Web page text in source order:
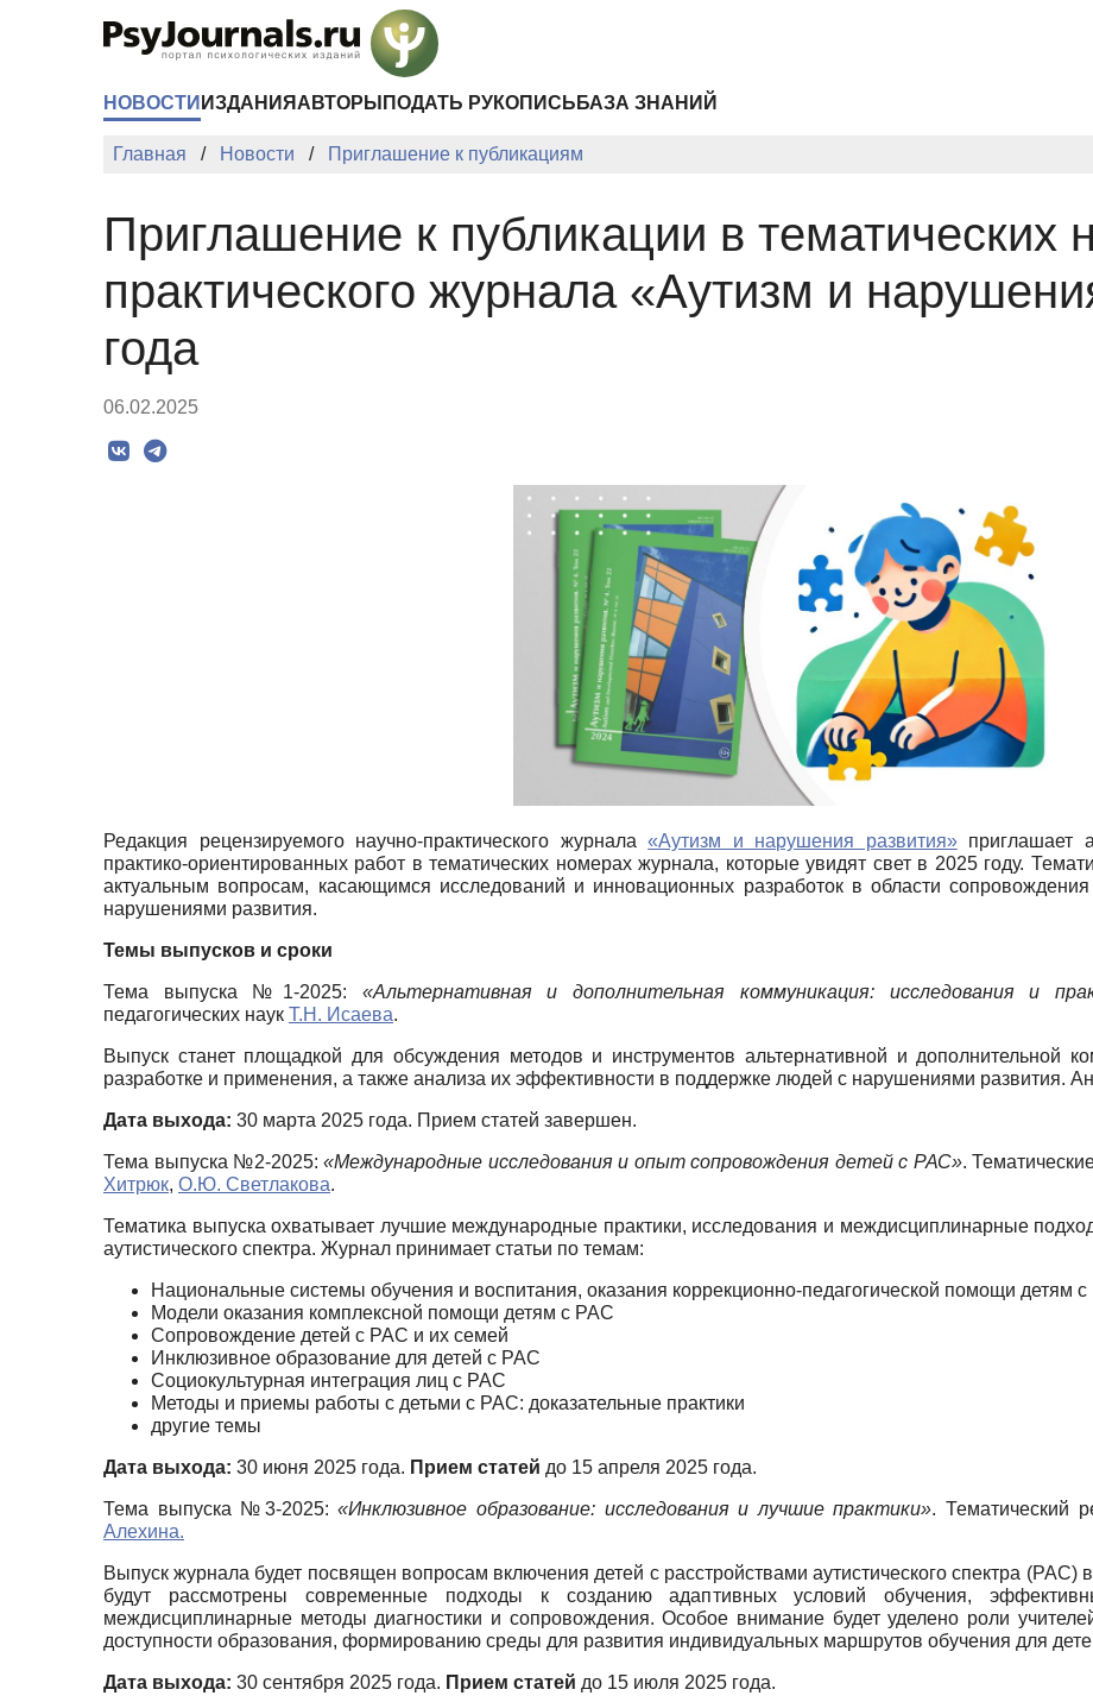
НОВОСТИ ИЗДАНИЯ АВТОРЫ ПОДАТЬ РУКОПИСЬ БАЗА ЗНАНИЙ
Главная Новости Приглашение к публикациям
Приглашение к публикации в тематических
практического журнала «Аутизм и
года
06.02.2025
Редакция рецензируемого научно-практического журнала«Аутизм и нарушения развития»приглашает
практико-ориентированных работ в тематических номерах журнала, которые увидят свет в 2025 году.
актуальным вопросам, касающимся исследований и инновационных разработок в области
нарушениями развития.
Темы выпусков и сроки
Тема выпуска №1-2025: «Альтернативная и дополнительная коммуникация: исследования и
педагогических наук Т.Н. Исаева.
Выпуск станет площадкой для обсуждения методов и инструментов альтернативной и дополнительной
разработке и применения, а также анализа их эффективности в поддержке людей с нарушениями развития.
Дата выхода: 30 марта 2025 года. Прием статей завершен.
Тема выпуска №2-2025:«Международные исследования и опыт сопровождения детей с РАС».
Хитрюк, О.Ю. Светлакова.
Тематика выпуска охватывает лучшие международные практики, исследования и междисциплинарные
аутистического спектра. Журнал принимает статьи по темам:
Национальные системы обучения и воспитания, оказания коррекционно-педагогической помощи детям
Модели оказания комплексной помощи детям с РАС
Сопровождение детей с РАС и их семей
Инклюзивное образование для детей с РАС
Социокультурная интеграция лиц с РАС
Методы и приемы работы с детьми с РАС: доказательные практики
другие темы
Дата выхода: 30 июня 2025 года. Прием статей до 15 апреля 2025 года.
Тема выпуска №3-2025:«Инклюзивное образование: исследования и лучшие практики». Тематический
Алехина.
Выпуск журнала будет посвящен вопросам включения детей с расстройствами аутистического спектра
будут рассмотрены современные подходы к созданию адаптивных условий обучения,
междисциплинарные методы диагностики и сопровождения. Особое внимание будет уделено роли
доступности образования, формированию среды для развития индивидуальных маршрутов обучения для
Дата выхода: 30 сентября 2025 года. Прием статей до 15 июля 2025 года.